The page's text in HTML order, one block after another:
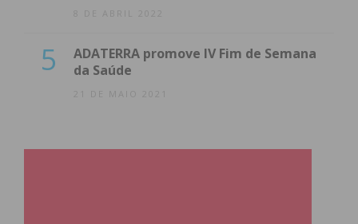
8 DE ABRIL 2022
5
ADATERRA promove IV Fim de Semana
da Saúde
21 DE MAIO 2021